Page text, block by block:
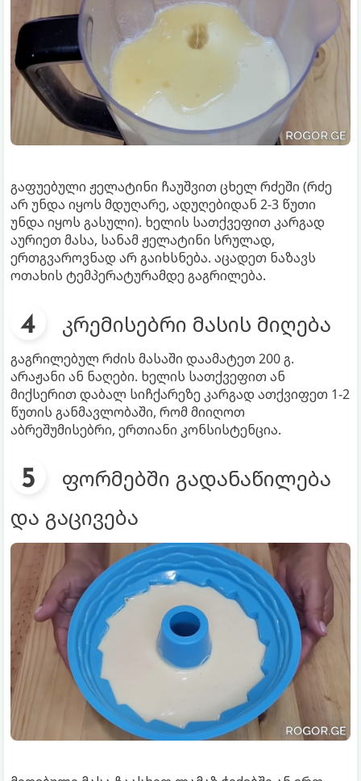
გაფუებული ჟელატინი ჩაუშვით ცხელ რძეში (რძე
არ უნდა იყოს მდუღარე, ადუღებიდან 2-3 წუთი
უნდა იყოს გასული). ხელის სათქვეფით კარგად
აურიეთ მასა, სანამ ჟელატინი სრულად,
ერთგვაროვნად არ გაიხსნება. აცადეთ ნაზავს
ოთახის ტემპერატურამდე გაგრილება.
კრემისებრი მასის მიღება
გაგრილებულ რძის მასაში დაამატეთ 200 გ.
არაჟანი ან ნაღები. ხელის სათქვეფით ან
მიქსერით დაბალ სიჩქარეზე კარგად ათქვიფეთ 1-2
წუთის განმავლობაში, რომ მიიღოთ
აბრეშუმისებრი, ერთიანი კონსისტენცია.
ფორმებში გადანაწილება
და გაცივება